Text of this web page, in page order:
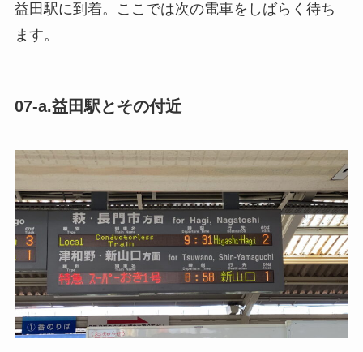
益田駅に到着。ここでは次の電車をしばらく待ち
ます。
07-a.益田駅とその付近